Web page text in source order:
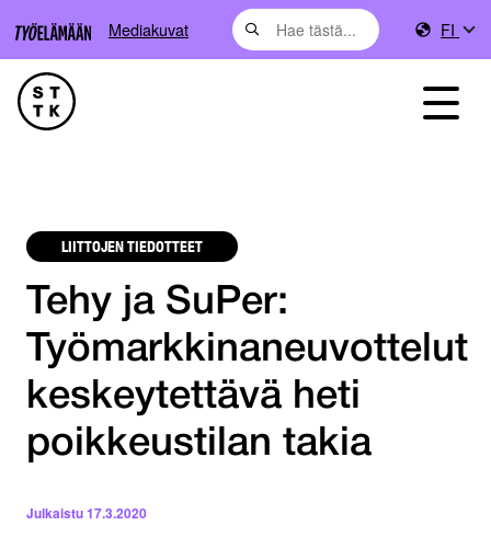
Mediakuvat FI
LIITTOJEN TIEDOTTEET
Tehy ja SuPer:
Työmarkkinaneuvottelut
keskeytettävä heti
poikkeustilan takia
Julkaistu17.3.2020